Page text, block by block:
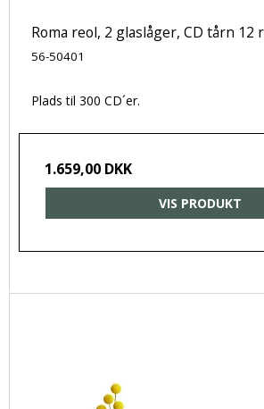
Roma reol, 2 glaslåger, CD tårn 12
56-50401
Plads til 300 CD´er.
1.659,00 DKK
VIS PRODUKT